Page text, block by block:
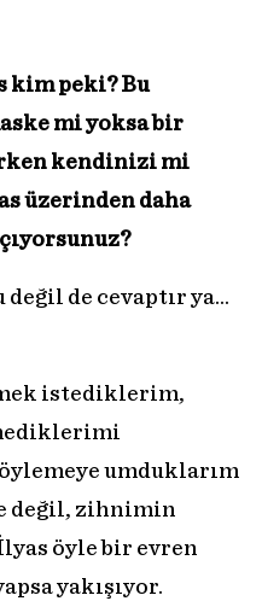
kim peki? Bu
mi yoksa bir
kendinizi mi
üzerinden daha
değil de cevaptır ya…
istediklerim,
umduklarım
değil, zihnimin
öyle bir evren
yakışıyor.